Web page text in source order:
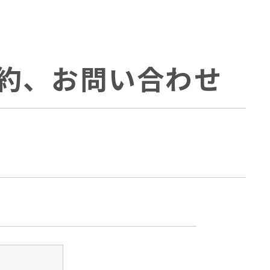
、お問い合わせ